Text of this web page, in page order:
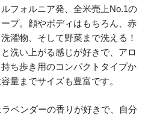
フォルニア発、全米売上No.1の
プ。顔やボディはもちろん、赤
濯物、そして野菜まで洗える！
洗い上がる感じが好きで、アロ
ち歩き用のコンパクトタイプか
量までサイズも豊富です。
ベンダーの香りが好きで、自分